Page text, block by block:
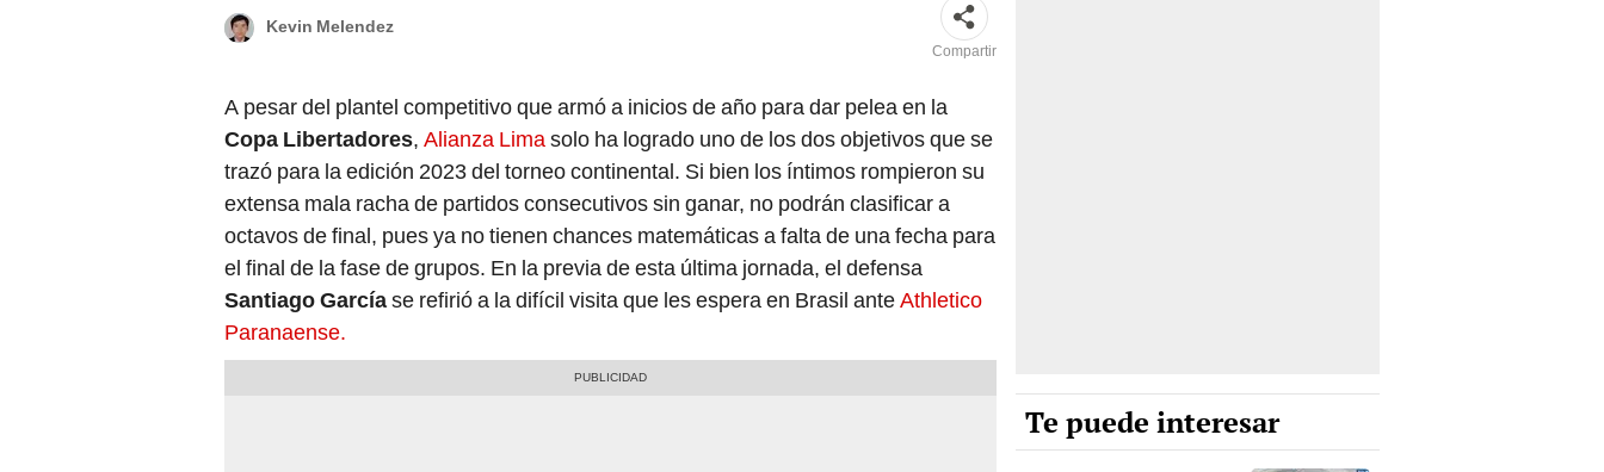
Kevin Melendez
Compartir
A pesar del plantel competitivo que armó a inicios de año para dar pelea en la
Copa Libertadores, Alianza Limasolo ha logrado uno de los dos objetivos que se
trazó para la edición 2023 del torneo continental. Si bien los íntimos rompieron su
extensa mala racha de partidos consecutivos sin ganar, no podrán clasificar a
octavos de final, pues ya no tienen chances matemáticas a falta de una fecha para
el final de la fase de grupos. En la previa de esta última jornada, el defensa
Santiago Garcíase refirió a la difícil visita que les espera en Brasil anteAthletico
Paranaense.
Te puede interesar